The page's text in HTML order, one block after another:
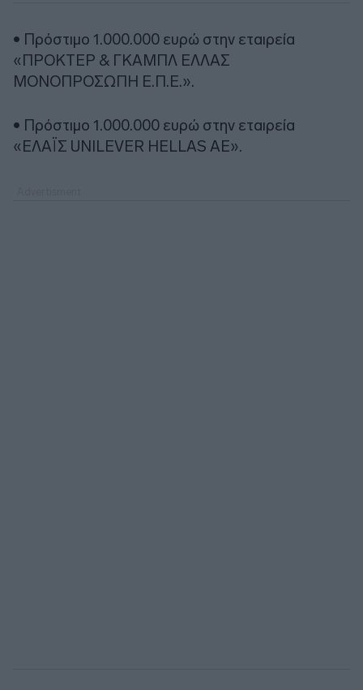
• Πρόστιμο 1.000.000 ευρώ στην εταιρεία
«ΠΡΟΚΤΕΡ & ΓΚΑΜΠΛ ΕΛΛΑΣ
ΜΟΝΟΠΡΟΣΩΠΗ Ε.Π.Ε.».
• Πρόστιμο 1.000.000 ευρώ στην εταιρεία
«ΕΛΑΪΣ UNILEVER HELLAS AE».